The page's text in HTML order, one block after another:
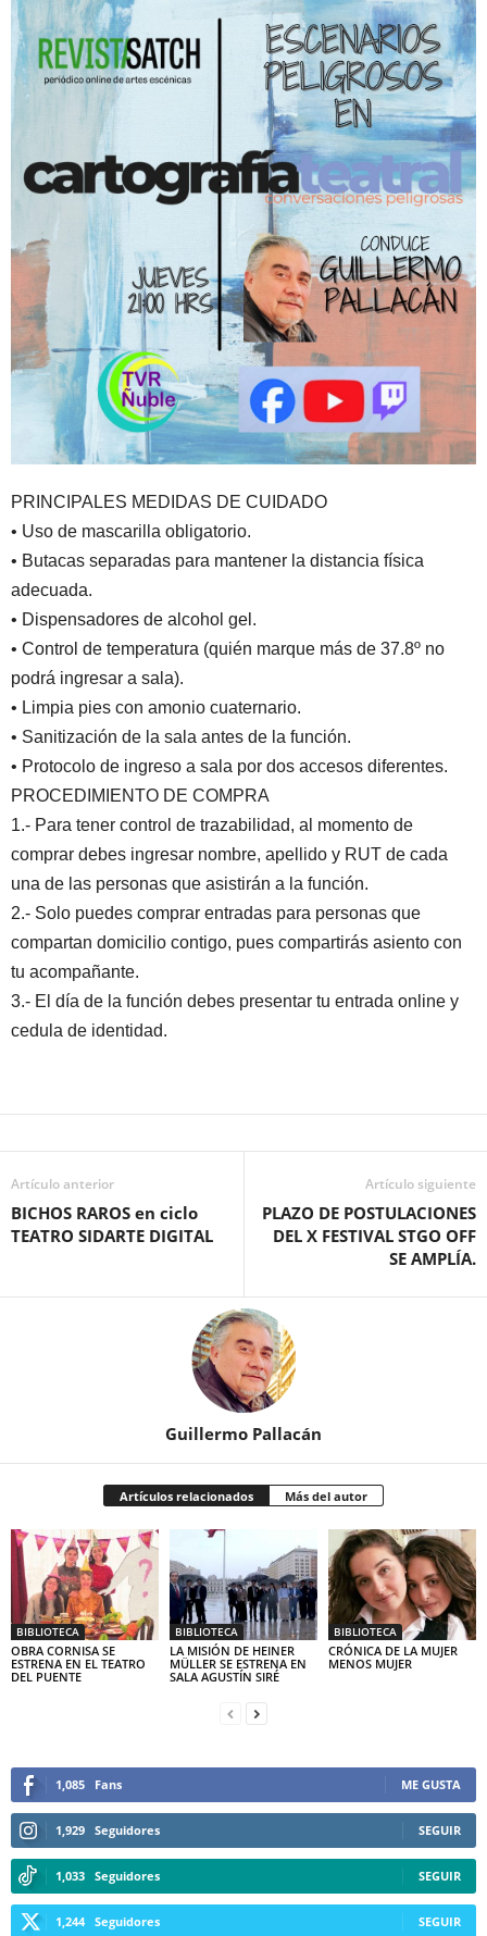
PRINCIPALES MEDIDAS DE CUIDADO
• Uso de mascarilla obligatorio.
• Butacas separadas para mantener la distancia física
adecuada.
• Dispensadores de alcohol gel.
• Control de temperatura (quién marque más de 37.8º no
podrá ingresar a sala).
• Limpia pies con amonio cuaternario.
• Sanitización de la sala antes de la función.
• Protocolo de ingreso a sala por dos accesos diferentes.
PROCEDIMIENTO DE COMPRA
1.- Para tener control de trazabilidad, al momento de
comprar debes ingresar nombre, apellido y RUT de cada
una de las personas que asistirán a la función.
2.- Solo puedes comprar entradas para personas que
compartan domicilio contigo, pues compartirás asiento con
tu acompañante.
3.- El día de la función debes presentar tu entrada online y
cedula de identidad.
Artículo anterior
BICHOS RAROS en ciclo
TEATRO SIDARTE DIGITAL
Artículo siguiente
PLAZO DE POSTULACIONES
DEL X FESTIVAL STGO OFF
SE AMPLÍA.
Guillermo Pallacán
Artículos relacionados Más del autor
BIBLIOTECA
OBRA CORNISA SE
ESTRENA EN EL TEATRO
DEL PUENTE
BIBLIOTECA
LA MISIÓN DE HEINER
MÜLLER SE ESTRENA EN
SALA AGUSTÍN SIRÉ
BIBLIOTECA
CRÓNICA DE LA MUJER
MENOS MUJER
1,085 Fans ME GUSTA
1,929 Seguidores SEGUIR
1,033 Seguidores SEGUIR
1,244 Seguidores SEGUIR